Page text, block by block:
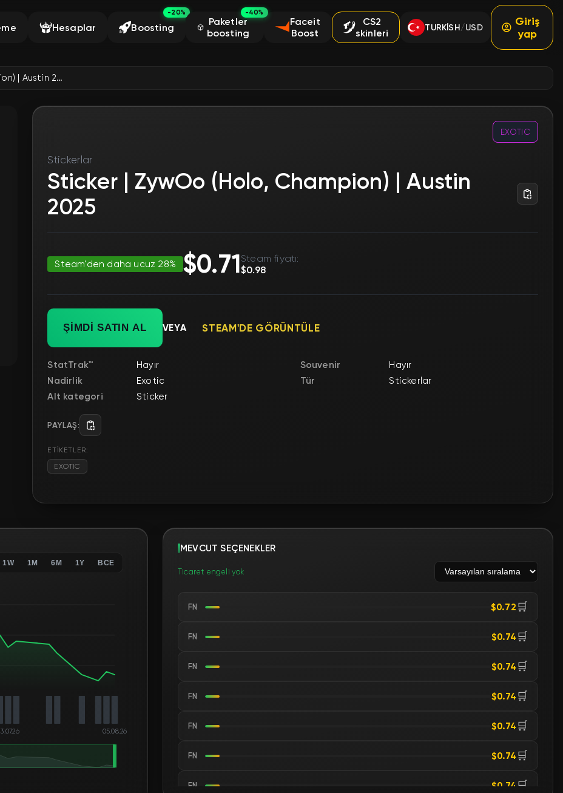
Hesaplar Boosting
-20%
Paketler
boosting
-40%
Faceit
Boost
CS2
skinleri
TURKISH/USD
Giriş
yap
Sticker | ZywOo (Holo, Champion) | Austin 2025
EXOTIC
Stickerlar
Sticker | ZywOo (Holo, Champion) | Austin
2025
Steam'den daha ucuz 28% $0.71Steam fiyatı:
$0.98
ŞİMDİ SATIN AL VEYA STEAM'DE GÖRÜNTÜLE
StatTrak™ Hayır Souvenir
Hayır
Nadirlik
Exotic Tür
Stickerlar
Alt kategori
Sticker
PAYLAŞ:
ETİKETLER:
EXOTIC
1W 1M 6M 1Y ВСЕ
05.08.26
MEVCUT SEÇENEKLER
Ticaret engeli yok
FN $0.72 🛒
FN $0.74 🛒
FN $0.74 🛒
FN $0.74 🛒
FN $0.74 🛒
FN $0.74 🛒
FN $0.74 🛒